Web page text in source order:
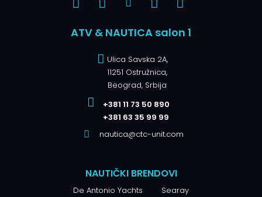
ATV & NAUTICA salon 1
Ulica Savska 2A,
11251 Ostružnica,
Beograd, Srbija
+381 11 73 50 890
+381 63 35 99 99
nautica@ctc-unit.com
NAUTIČKI BRENDOVI
De Antonio Yachts
Searay